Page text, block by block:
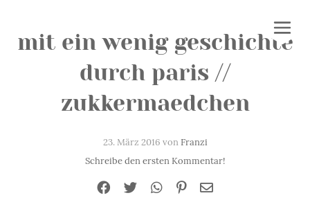
mit ein wenig geschichte
durch paris //
zukkermaedchen
23. März 2016 vonFranzi
Schreibe den ersten Kommentar!